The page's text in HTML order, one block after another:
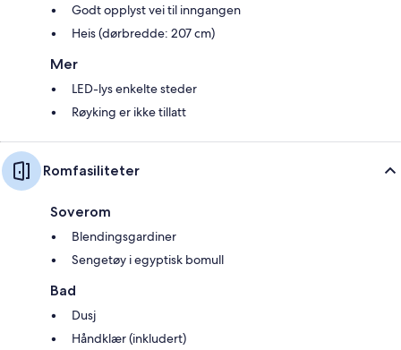
Godt opplyst vei til inngangen
Heis (dørbredde: 207 cm)
Mer
LED-lys enkelte steder
Røyking er ikke tillatt
Romfasiliteter
Soverom
Blendingsgardiner
Sengetøy i egyptisk bomull
Bad
Dusj
Håndklær (inkludert)